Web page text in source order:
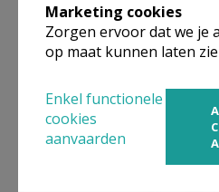
Marketing cookies
Zorgen ervoor dat we je
op maat kunnen laten
Enkel functionele
cookies
aanvaarden